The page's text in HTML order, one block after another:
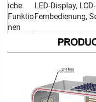
iche
Funktio
nen
LED-Display,
Fernbedienung,